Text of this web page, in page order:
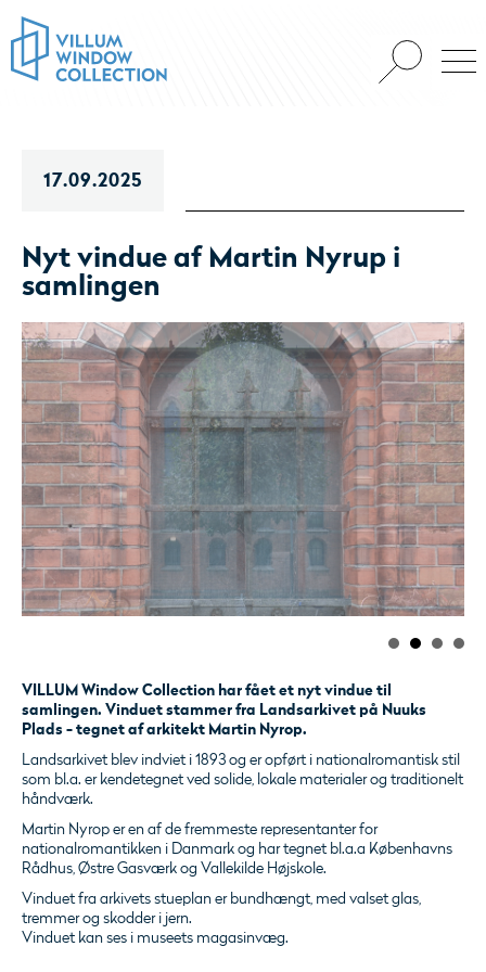
17.09.2025
Nyt vindue af Martin Nyrup i
samlingen
VILLUM Window Collection har fået et nyt vindue til
samlingen. Vinduet stammer fra Landsarkivet på Nuuks
Plads - tegnet af arkitekt Martin Nyrop.
Landsarkivet blev indviet i 1893 og er opført i nationalromantisk stil
som bl.a. er kendetegnet ved solide, lokale materialer og traditionelt
håndværk.
Martin Nyrop er en af de fremmeste representanter for
nationalromantikken i Danmark og har tegnet bl.a.a Københavns
Rådhus, Østre Gasværk og Vallekilde Højskole.
Vinduet fra arkivets stueplan er bundhængt, med valset glas,
tremmer og skodder i jern.
Vinduet kan ses i museets magasinvæg.